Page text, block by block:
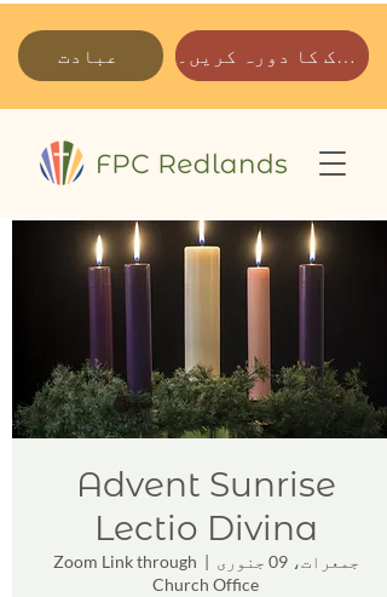
عبادت ہمارے پارک کا دورہ کریں۔
Advent Sunrise
Lectio Divina
جمعرات، 09 جنوری
  |
Zoom Link through
Church Office